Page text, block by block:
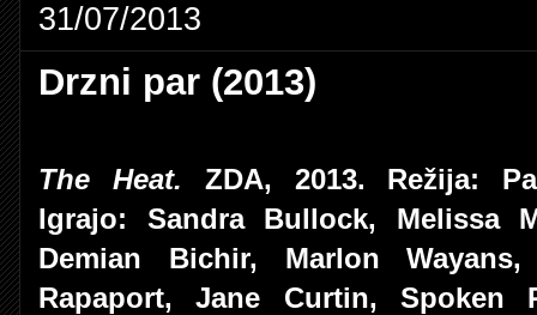
31/07/2013
Drzni par (2013)
The Heat. ZDA, 2013. Režija:
Igrajo: Sandra Bullock, Melissa
Demian Bichir, Marlon Wayans,
Rapaport, Jane Curtin, Spoken